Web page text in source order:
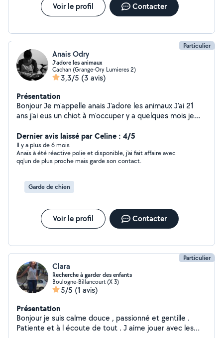
Voir le profil Contacter
Particulier
Anais Odry
J’adore les animaux
Cachan (Grange-Ory Lumieres 2)
3,3/5 (3 avis)
Présentation
Bonjour Je m'appelle anais J'adore les animaux J'ai 21
ans j'ai eus un chiot à m'occuper y a quelques mois je
Dernier avis laissé par Celine : 4/5
Il y a plus de 6 mois
Anaïs à été réactive polie et disponible, j'ai fait affaire avec
qq'un de plus proche mais garde son contact.
Garde de chien
Voir le profil Contacter
Particulier
Clara
Recherche à garder des enfants
Boulogne-Billancourt (X 3)
5/5 (1 avis)
Présentation
Bonjour je suis calme douce , passionné et gentille .
Patiente et à l écoute de tout . J aime jouer avec les